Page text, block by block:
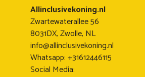
Allinclusivekoning.nl
Zwartewaterallee 56
8031DX, Zwolle, NL
info@allinclusivekoning.nl
Whatsapp: +31612446115
Social Media: